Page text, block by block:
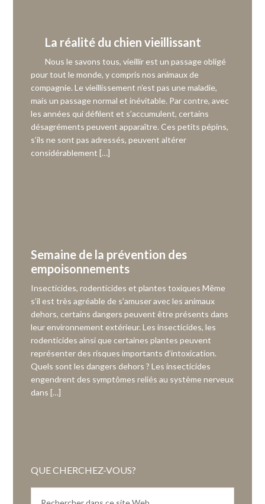
La réalité du chien vieillissant
Nous le savons tous, vieillir est un passage obligé
pour tout le monde, y compris nos animaux de
compagnie. Le vieillissement n’est pas une maladie,
mais un passage normal et inévitable. Par contre, avec
les années qui défilent et s’accumulent, certains
désagréments peuvent apparaître. Ces petits pépins,
s’ils ne sont pas adressés, peuvent altérer
considérablement […]
Semaine de la prévention des
empoisonnements
Insecticides, rodenticides et plantes toxiques Même
s’il est très agréable de s’amuser avec les animaux
dehors, certains dangers peuvent être présents dans
leur environnement extérieur. Les insecticides, les
rodenticides ainsi que certaines plantes peuvent
représenter des risques importants d’intoxication.
Quels sont les dangers dehors ? Les insecticides
engendrent des symptômes reliés au système nerveux
dans […]
QUE CHERCHEZ-VOUS?